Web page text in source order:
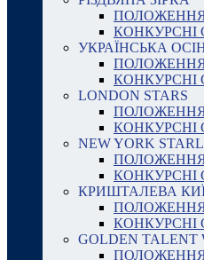
ПОЛОЖЕННЯ
КОНКУРСНІ
УКРАЇНСЬКА
ПОЛОЖЕННЯ
КОНКУРСНІ
LONDON STARS
ПОЛОЖЕННЯ
КОНКУРСНІ
NEW YORK
ПОЛОЖЕННЯ
КОНКУРСНІ
КРИШТАЛЕВА
ПОЛОЖЕННЯ
КОНКУРСНІ
GOLDEN TALENT
ПОЛОЖЕННЯ